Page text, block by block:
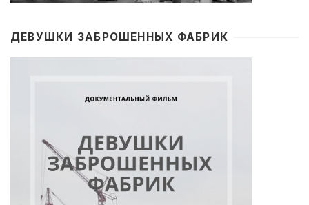
ДЕВУШКИ ЗАБРОШЕННЫХ ФАБРИК